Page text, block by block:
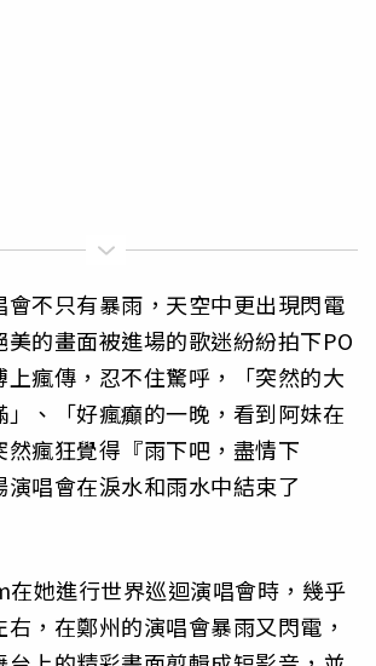
會不只有暴雨，天空中更出現閃電
美的畫面被進場的歌迷紛紛拍下PO
瘋傳，忍不住驚呼，「突然的大
」、「好瘋癲的一晚，看到阿妹在
然瘋狂覺得『雨下吧，盡情下
演唱會在淚水和雨水中結束了
在她進行世界巡迴演唱會時，幾乎
，在鄭州的演唱會暴雨又閃電，